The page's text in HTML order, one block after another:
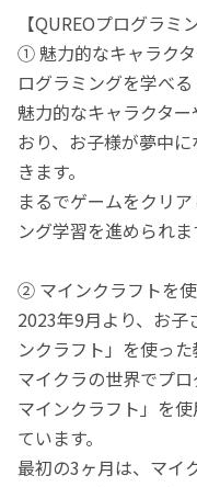
【QUREOプログラミ
① 魅力的なキャラク
ログラミングを学べる
魅力的なキャラクタ
おり、お子様が夢中
きます。
まるでゲームをクリ
ング学習を進められま
② マインクラフトを
2023年9月より、お子
ンクラフト」を使った
マイクラの世界でプ
マインクラフト」を
ています。
最初の3ヶ月は、マイ